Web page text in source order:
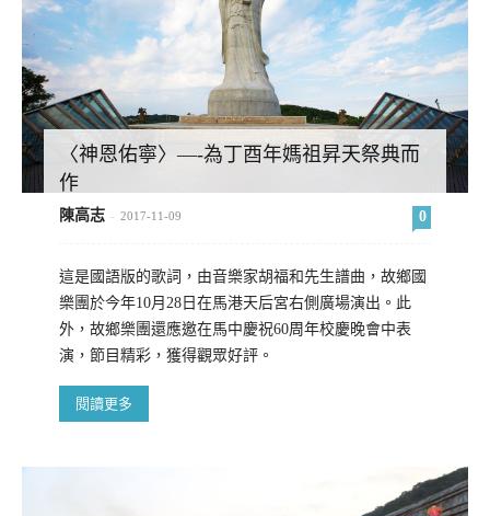
〈神恩佑寧〉—-為丁酉年媽祖昇天祭典而
作
陳高志 - 2017-11-09 0
這是國語版的歌詞，由音樂家胡福和先生譜曲，故鄉國
樂團於今年10月28日在馬港天后宮右側廣場演出。此
外，故鄉樂團還應邀在馬中慶祝60周年校慶晚會中表
演，節目精彩，獲得觀眾好評。
閱讀更多